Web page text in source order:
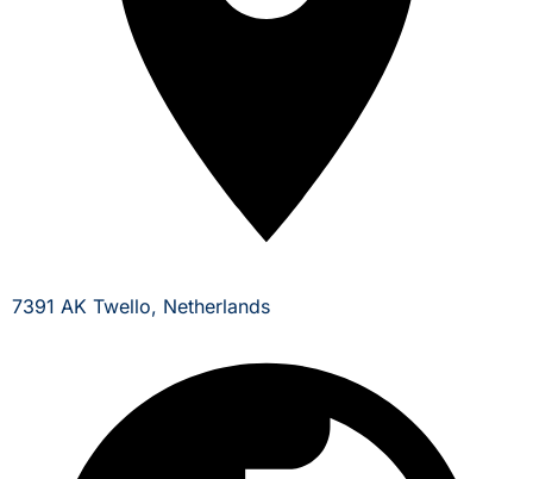
7391 AK Twello, Netherlands